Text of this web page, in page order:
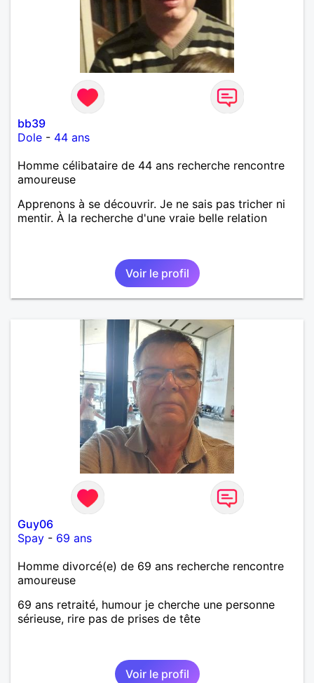
bb39
Dole - 44 ans
Homme célibataire de 44 ans recherche rencontre
amoureuse
Apprenons à se découvrir. Je ne sais pas tricher ni
mentir. À la recherche d'une vraie belle relation
Voir le profil
Guy06
Spay - 69 ans
Homme divorcé(e) de 69 ans recherche rencontre
amoureuse
69 ans retraité, humour je cherche une personne
sérieuse, rire pas de prises de tête
Voir le profil